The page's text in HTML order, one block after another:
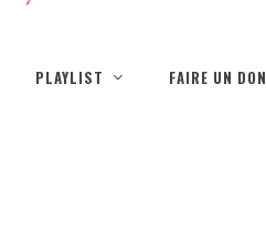
PLAYLIST FAIRE UN DON